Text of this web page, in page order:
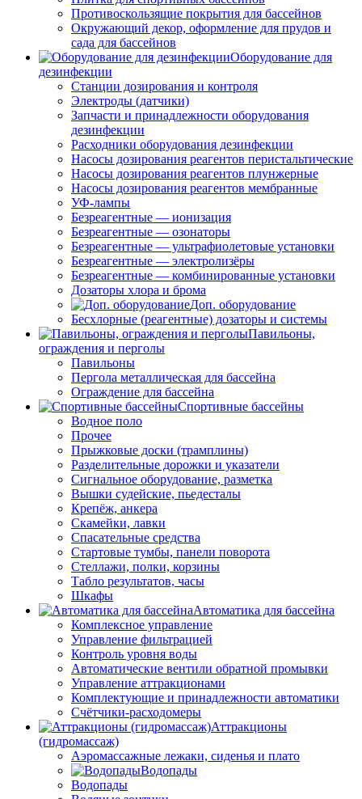
Противоскользящие покрытия для бассейнов
Окружающий декор, оформление для прудов и
сада для бассейнов
Оборудование для
дезинфекции
Станции дозирования и контроля
Электроды (датчики)
Запчасти и принадлежности оборудования
дезинфекции
Расходники оборудования дезинфекции
Насосы дозирования реагентов перистальтические
Насосы дозирования реагентов плунжерные
Насосы дозирования реагентов мембранные
УФ-лампы
Безреагентные — ионизация
Безреагентные — озонаторы
Безреагентные — ультрафиолетовые установки
Безреагентные — электролизёры
Безреагентные — комбинированные установки
Дозаторы хлора и брома
Доп. оборудование
Бесхлорные (реагентные) дозаторы и системы
Павильоны,
ограждения и перголы
Павильоны
Пергола металлическая для бассейна
Ограждение для бассейна
Спортивные бассейны
Водное поло
Прочее
Прыжковые доски (трамплины)
Разделительные дорожки и указатели
Cигнальное оборудование, разметка
Вышки судейские, пьедесталы
Крепёж, анкера
Скамейки, лавки
Спасательные средства
Стартовые тумбы, панели поворота
Стеллажи, полки, корзины
Табло результатов, часы
Шкафы
Автоматика для бассейна
Комплексное управление
Управление фильтрацией
Контроль уровня воды
Автоматические вентили обратной промывки
Управление аттракционами
Комплектующие и принадлежности автоматики
Счётчики-расходомеры
Аттракционы
(гидромассаж)
Аэромассажные лежаки, сиденья и плато
Водопады
Водопады